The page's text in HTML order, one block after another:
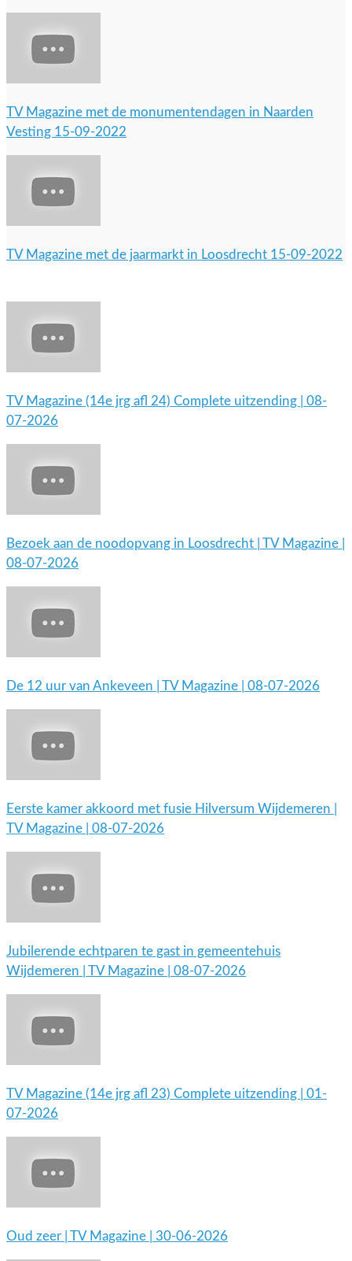
TV Magazine met de monumentendagen in Naarden
Vesting 15-09-2022
TV Magazine met de jaarmarkt in Loosdrecht 15-09-2022
TV Magazine (14e jrg afl 24) Complete uitzending | 08-
07-2026
Bezoek aan de noodopvang in Loosdrecht | TV Magazine |
08-07-2026
De 12 uur van Ankeveen | TV Magazine | 08-07-2026
Eerste kamer akkoord met fusie Hilversum Wijdemeren |
TV Magazine | 08-07-2026
Jubilerende echtparen te gast in gemeentehuis
Wijdemeren | TV Magazine | 08-07-2026
TV Magazine (14e jrg afl 23) Complete uitzending | 01-
07-2026
Oud zeer | TV Magazine | 30-06-2026